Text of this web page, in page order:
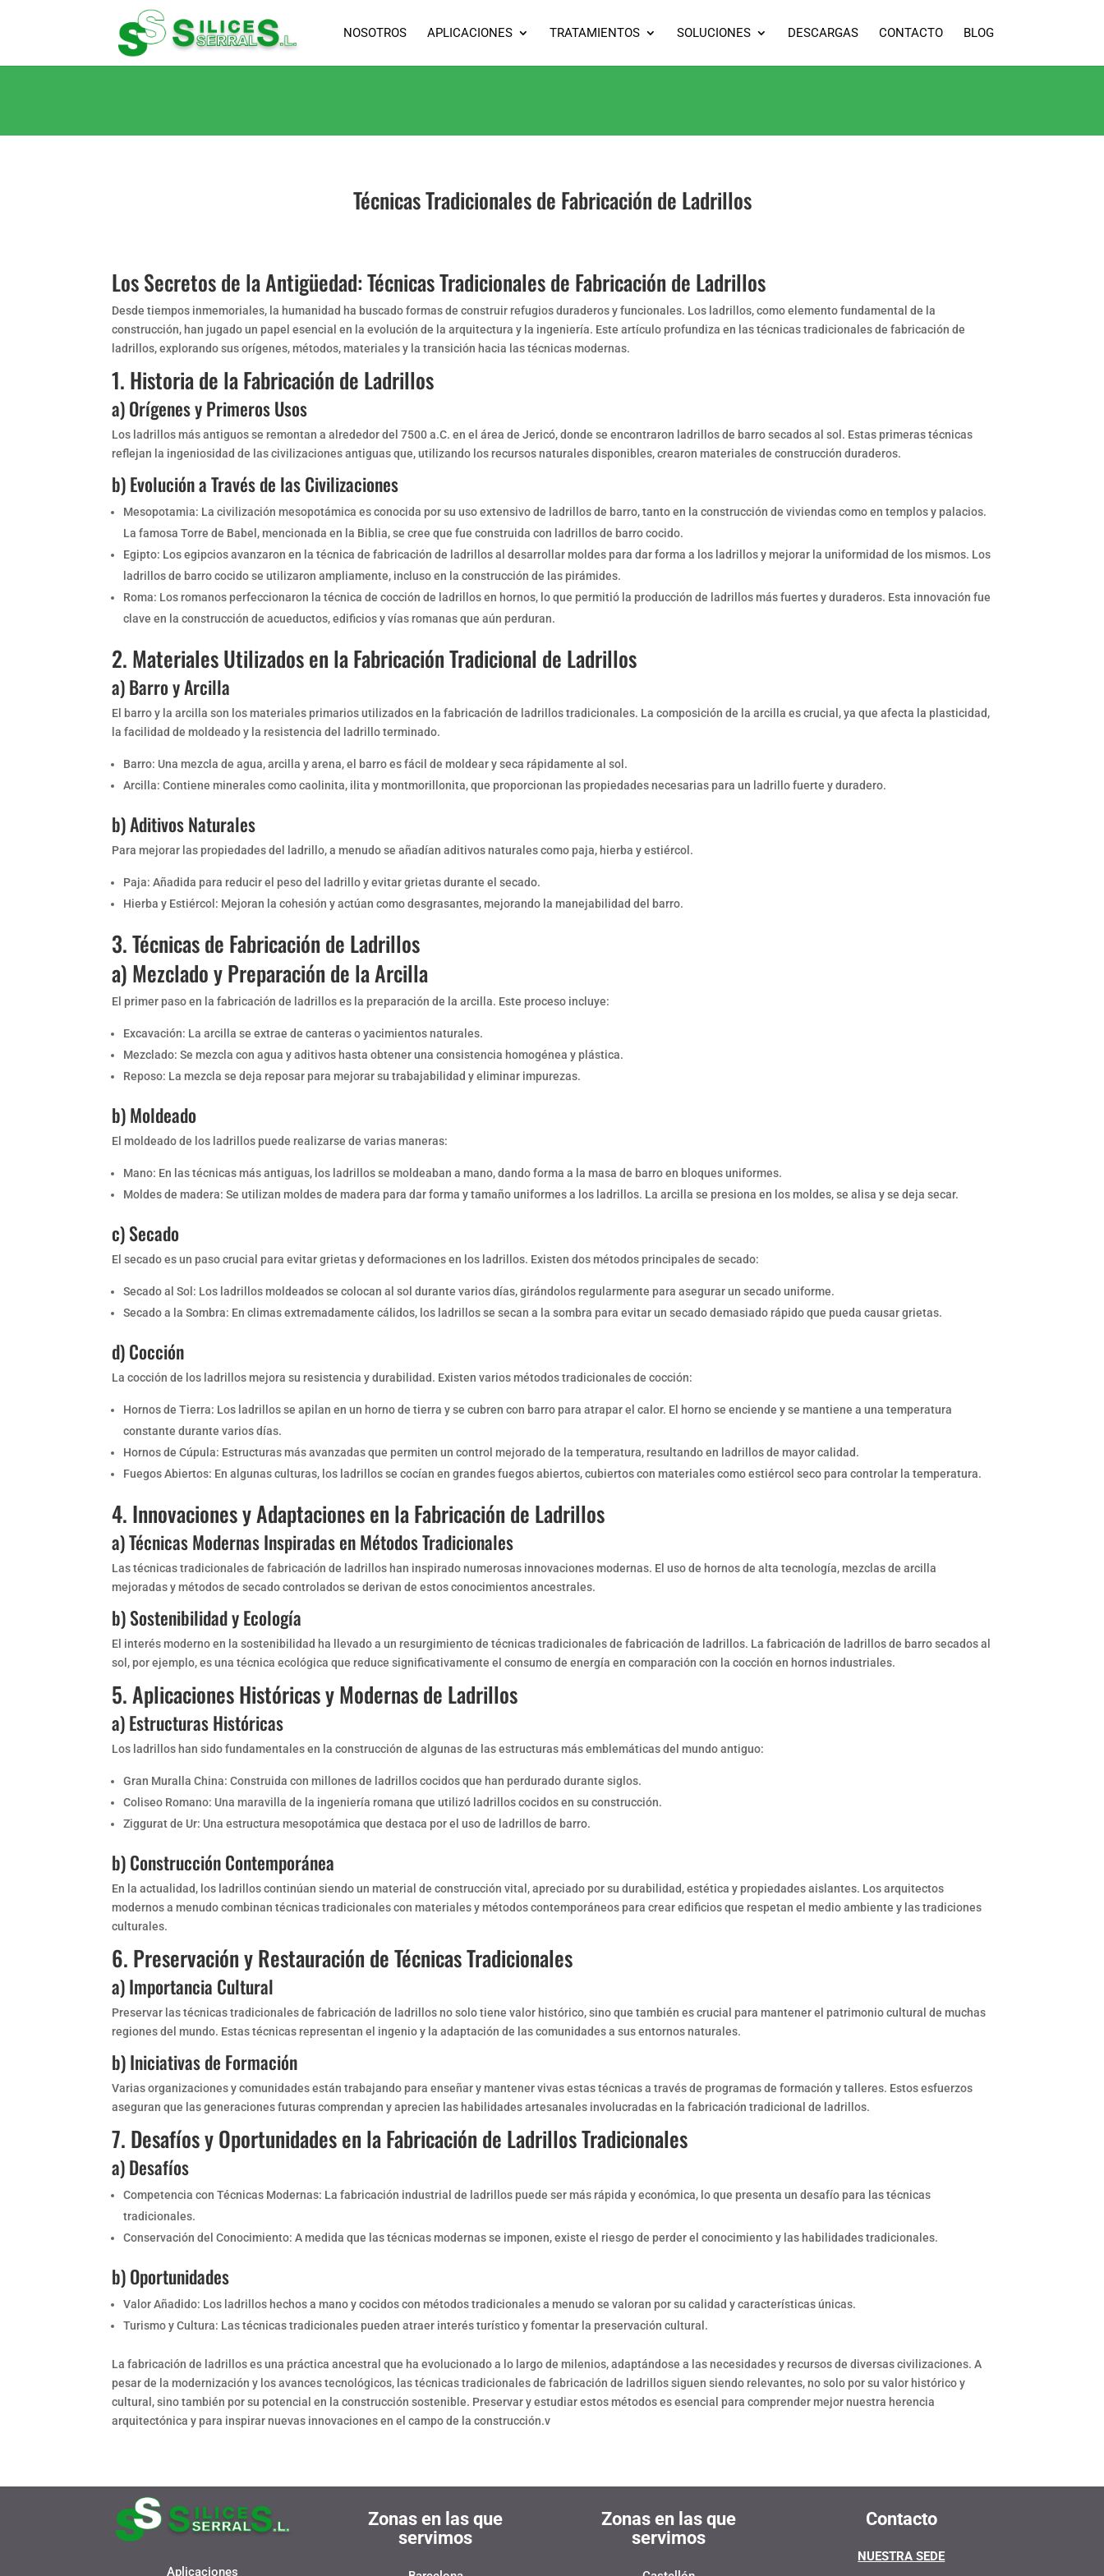
NOSOTROS APLICACIONES TRATAMIENTOS SOLUCIONES DESCARGAS CONTACTO BLOG
Técnicas Tradicionales de Fabricación de Ladrillos
Los Secretos de la Antigüedad: Técnicas Tradicionales de Fabricación de Ladrillos
Desde tiempos inmemoriales, la humanidad ha buscado formas de construir refugios duraderos y funcionales. Los ladrillos, como elemento fundamental de la
construcción, han jugado un papel esencial en la evolución de la arquitectura y la ingeniería. Este artículo profundiza en las técnicas tradicionales de fabricación de
ladrillos, explorando sus orígenes, métodos, materiales y la transición hacia las técnicas modernas.
1. Historia de la Fabricación de Ladrillos
a) Orígenes y Primeros Usos
Los ladrillos más antiguos se remontan a alrededor del 7500 a.C. en el área de Jericó, donde se encontraron ladrillos de barro secados al sol. Estas primeras técnicas
reflejan la ingeniosidad de las civilizaciones antiguas que, utilizando los recursos naturales disponibles, crearon materiales de construcción duraderos.
b) Evolución a Través de las Civilizaciones
Mesopotamia: La civilización mesopotámica es conocida por su uso extensivo de ladrillos de barro, tanto en la construcción de viviendas como en templos y palacios.
La famosa Torre de Babel, mencionada en la Biblia, se cree que fue construida con ladrillos de barro cocido.
Egipto: Los egipcios avanzaron en la técnica de fabricación de ladrillos al desarrollar moldes para dar forma a los ladrillos y mejorar la uniformidad de los mismos. Los
ladrillos de barro cocido se utilizaron ampliamente, incluso en la construcción de las pirámides.
Roma: Los romanos perfeccionaron la técnica de cocción de ladrillos en hornos, lo que permitió la producción de ladrillos más fuertes y duraderos. Esta innovación fue
clave en la construcción de acueductos, edificios y vías romanas que aún perduran.
2. Materiales Utilizados en la Fabricación Tradicional de Ladrillos
a) Barro y Arcilla
El barro y la arcilla son los materiales primarios utilizados en la fabricación de ladrillos tradicionales. La composición de la arcilla es crucial, ya que afecta la plasticidad,
la facilidad de moldeado y la resistencia del ladrillo terminado.
Barro: Una mezcla de agua, arcilla y arena, el barro es fácil de moldear y seca rápidamente al sol.
Arcilla: Contiene minerales como caolinita, ilita y montmorillonita, que proporcionan las propiedades necesarias para un ladrillo fuerte y duradero.
b) Aditivos Naturales
Para mejorar las propiedades del ladrillo, a menudo se añadían aditivos naturales como paja, hierba y estiércol.
Paja: Añadida para reducir el peso del ladrillo y evitar grietas durante el secado.
Hierba y Estiércol: Mejoran la cohesión y actúan como desgrasantes, mejorando la manejabilidad del barro.
3. Técnicas de Fabricación de Ladrillos
a) Mezclado y Preparación de la Arcilla
El primer paso en la fabricación de ladrillos es la preparación de la arcilla. Este proceso incluye:
Excavación: La arcilla se extrae de canteras o yacimientos naturales.
Mezclado: Se mezcla con agua y aditivos hasta obtener una consistencia homogénea y plástica.
Reposo: La mezcla se deja reposar para mejorar su trabajabilidad y eliminar impurezas.
b) Moldeado
El moldeado de los ladrillos puede realizarse de varias maneras:
Mano: En las técnicas más antiguas, los ladrillos se moldeaban a mano, dando forma a la masa de barro en bloques uniformes.
Moldes de madera: Se utilizan moldes de madera para dar forma y tamaño uniformes a los ladrillos. La arcilla se presiona en los moldes, se alisa y se deja secar.
c) Secado
El secado es un paso crucial para evitar grietas y deformaciones en los ladrillos. Existen dos métodos principales de secado:
Secado al Sol: Los ladrillos moldeados se colocan al sol durante varios días, girándolos regularmente para asegurar un secado uniforme.
Secado a la Sombra: En climas extremadamente cálidos, los ladrillos se secan a la sombra para evitar un secado demasiado rápido que pueda causar grietas.
d) Cocción
La cocción de los ladrillos mejora su resistencia y durabilidad. Existen varios métodos tradicionales de cocción:
Hornos de Tierra: Los ladrillos se apilan en un horno de tierra y se cubren con barro para atrapar el calor. El horno se enciende y se mantiene a una temperatura
constante durante varios días.
Hornos de Cúpula: Estructuras más avanzadas que permiten un control mejorado de la temperatura, resultando en ladrillos de mayor calidad.
Fuegos Abiertos: En algunas culturas, los ladrillos se cocían en grandes fuegos abiertos, cubiertos con materiales como estiércol seco para controlar la temperatura.
4. Innovaciones y Adaptaciones en la Fabricación de Ladrillos
a) Técnicas Modernas Inspiradas en Métodos Tradicionales
Las técnicas tradicionales de fabricación de ladrillos han inspirado numerosas innovaciones modernas. El uso de hornos de alta tecnología, mezclas de arcilla
mejoradas y métodos de secado controlados se derivan de estos conocimientos ancestrales.
b) Sostenibilidad y Ecología
El interés moderno en la sostenibilidad ha llevado a un resurgimiento de técnicas tradicionales de fabricación de ladrillos. La fabricación de ladrillos de barro secados al
sol, por ejemplo, es una técnica ecológica que reduce significativamente el consumo de energía en comparación con la cocción en hornos industriales.
5. Aplicaciones Históricas y Modernas de Ladrillos
a) Estructuras Históricas
Los ladrillos han sido fundamentales en la construcción de algunas de las estructuras más emblemáticas del mundo antiguo:
Gran Muralla China: Construida con millones de ladrillos cocidos que han perdurado durante siglos.
Coliseo Romano: Una maravilla de la ingeniería romana que utilizó ladrillos cocidos en su construcción.
Ziggurat de Ur: Una estructura mesopotámica que destaca por el uso de ladrillos de barro.
b) Construcción Contemporánea
En la actualidad, los ladrillos continúan siendo un material de construcción vital, apreciado por su durabilidad, estética y propiedades aislantes. Los arquitectos
modernos a menudo combinan técnicas tradicionales con materiales y métodos contemporáneos para crear edificios que respetan el medio ambiente y las tradiciones
culturales.
6. Preservación y Restauración de Técnicas Tradicionales
a) Importancia Cultural
Preservar las técnicas tradicionales de fabricación de ladrillos no solo tiene valor histórico, sino que también es crucial para mantener el patrimonio cultural de muchas
regiones del mundo. Estas técnicas representan el ingenio y la adaptación de las comunidades a sus entornos naturales.
b) Iniciativas de Formación
Varias organizaciones y comunidades están trabajando para enseñar y mantener vivas estas técnicas a través de programas de formación y talleres. Estos esfuerzos
aseguran que las generaciones futuras comprendan y aprecien las habilidades artesanales involucradas en la fabricación tradicional de ladrillos.
7. Desafíos y Oportunidades en la Fabricación de Ladrillos Tradicionales
a) Desafíos
Competencia con Técnicas Modernas: La fabricación industrial de ladrillos puede ser más rápida y económica, lo que presenta un desafío para las técnicas
tradicionales.
Conservación del Conocimiento: A medida que las técnicas modernas se imponen, existe el riesgo de perder el conocimiento y las habilidades tradicionales.
b) Oportunidades
Valor Añadido: Los ladrillos hechos a mano y cocidos con métodos tradicionales a menudo se valoran por su calidad y características únicas.
Turismo y Cultura: Las técnicas tradicionales pueden atraer interés turístico y fomentar la preservación cultural.
La fabricación de ladrillos es una práctica ancestral que ha evolucionado a lo largo de milenios, adaptándose a las necesidades y recursos de diversas civilizaciones. A
pesar de la modernización y los avances tecnológicos, las técnicas tradicionales de fabricación de ladrillos siguen siendo relevantes, no solo por su valor histórico y
cultural, sino también por su potencial en la construcción sostenible. Preservar y estudiar estos métodos es esencial para comprender mejor nuestra herencia
arquitectónica y para inspirar nuevas innovaciones en el campo de la construcción.v
Aplicaciones
Zonas en las que
servimos
Zonas en las que
servimos
Contacto
NUESTRA SEDE